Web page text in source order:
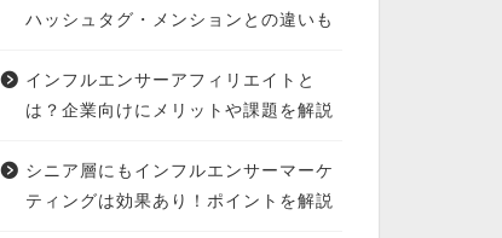
ハッシュタグ・メンションとの違いも
インフルエンサーアフィリエイトと
は？企業向けにメリットや課題を解説
シニア層にもインフルエンサーマーケ
ティングは効果あり！ポイントを解説